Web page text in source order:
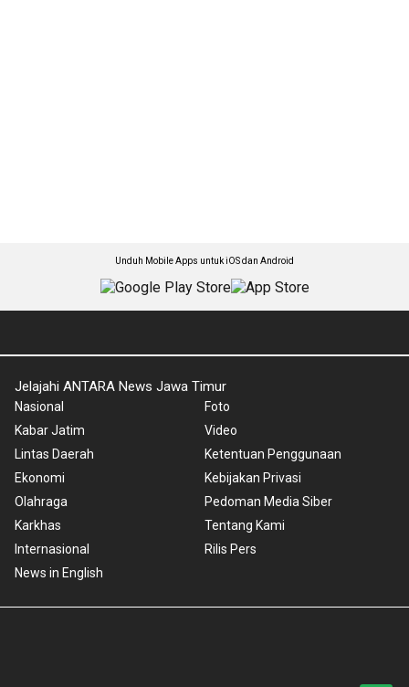
Unduh Mobile Apps untuk iOS dan Android
Jelajahi ANTARA News Jawa Timur
Nasional
Kabar Jatim
Lintas Daerah
Ekonomi
Olahraga
Karkhas
Internasional
News in English
Foto
Video
Ketentuan Penggunaan
Kebijakan Privasi
Pedoman Media Siber
Tentang Kami
Rilis Pers